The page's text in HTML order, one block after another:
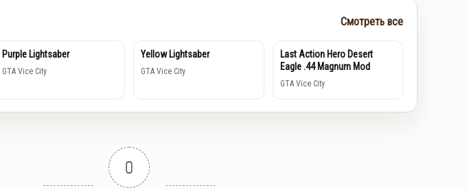
Смотреть все
Purple Lightsaber
GTA Vice City
Yellow Lightsaber
GTA Vice City
Last Action Hero Desert
Eagle .44 Magnum Mod
GTA Vice City
0